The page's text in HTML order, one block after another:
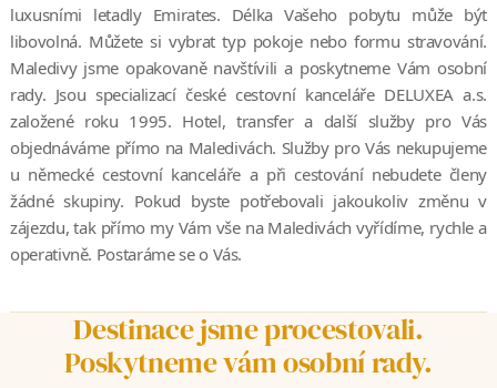
luxusními letadly Emirates. Délka Vašeho pobytu může být
libovolná. Můžete si vybrat typ pokoje nebo formu stravování.
Maledivy jsme opakovaně navštívili a poskytneme Vám osobní
rady. Jsou specializací české cestovní kanceláře DELUXEA a.s.
založené roku 1995. Hotel, transfer a další služby pro Vás
objednáváme přímo na Maledivách. Služby pro Vás nekupujeme
u německé cestovní kanceláře a při cestování nebudete členy
žádné skupiny. Pokud byste potřebovali jakoukoliv změnu v
zájezdu, tak přímo my Vám vše na Maledivách vyřídíme, rychle a
operativně. Postaráme se o Vás.
Destinace jsme procestovali.
Poskytneme vám osobní rady.